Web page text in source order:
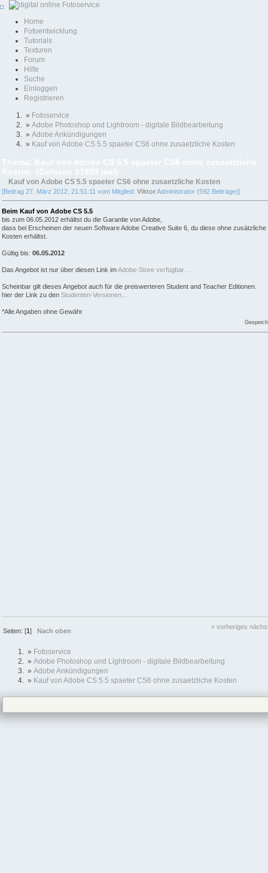
Home
Fotoentwicklung
Tutorials
Texturen
Forum
Hilfe
Suche
Einloggen
Registrieren
» Fotoservice
» Adobe Photoshop und Lightroom - digitale Bildbearbeitung
» Adobe Ankündigungen
» Kauf von Adobe CS 5.5 spaeter CS6 ohne zusaetzliche Kosten
Kauf von Adobe CS 5.5 spaeter CS6 ohne zusaetzliche Kosten
[Beitrag 27. März 2012, 21:51:11 vom Mitglied: ViktorAdministrator (592 Beiträge)]
Beim Kauf von Adobe CS 5.5
bis zum 06.05.2012 erhältst du die Garantie von Adobe,
dass bei Erscheinen der neuen Software Adobe Creative Suite 6, du diese ohne zusätzliche
Kosten erhältst.
Gültig bis: 06.05.2012
Das Angebot ist nur über diesen Link imAdobe-Store verfügbar…
Scheinbar gilt dieses Angebot auch für die preiswerteren Student and Teacher Editionen.
hier der Link zu den Studenten-Versionen…
*Alle Angaben ohne Gewähr
Seiten: [1]Nach oben
« vorheriges
» Fotoservice
» Adobe Photoshop und Lightroom - digitale Bildbearbeitung
» Adobe Ankündigungen
» Kauf von Adobe CS 5.5 spaeter CS6 ohne zusaetzliche Kosten